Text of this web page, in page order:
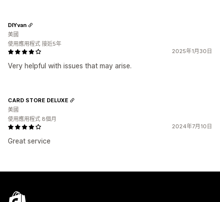
2025年1月30日
Very helpful with issues that may arise.
DIYvan
美國
使用應用程式 接近5年
2024年7月10日
Great service
CARD STORE DELUXE
美國
使用應用程式 8個月